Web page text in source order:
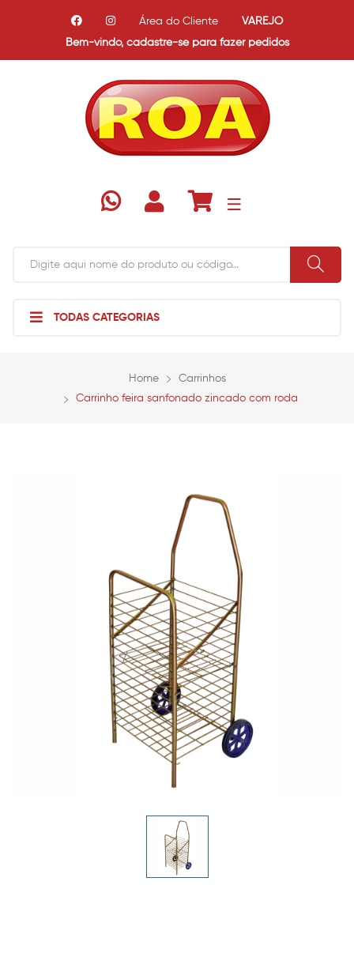
Bem-vindo, cadastre-se para fazer pedidos
Área do Cliente VAREJO
TODAS CATEGORIAS
Home
Carrinhos
Carrinho feira sanfonado zincado com roda